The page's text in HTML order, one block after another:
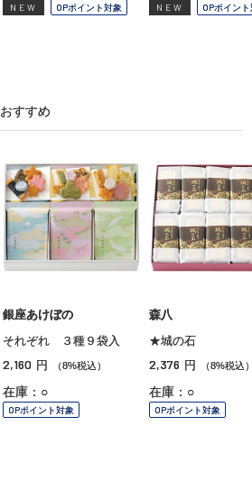
NEW OPポイント対象 NEW OPポイン
おすすめ
銀座あけぼの
それぞれ ３種９袋入
2,160 円 （8%税込）
在庫：○
OPポイント対象
森八
★城の石
2,376 円 （8%税込
在庫：○
OPポイント対象